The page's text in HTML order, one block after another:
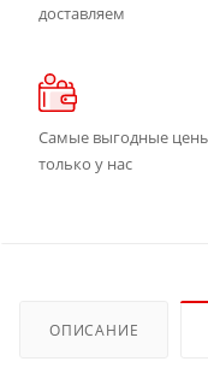
доставляем
Самые выгодные
только у нас
ОПИСАНИЕ